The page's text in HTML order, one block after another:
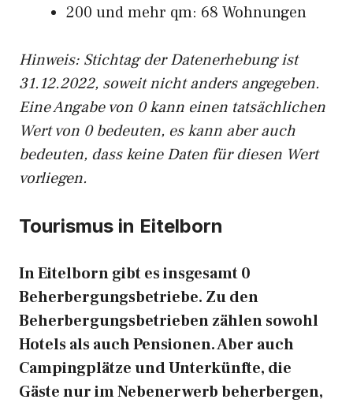
200 und mehr qm: 68 Wohnungen
Hinweis: Stichtag der Datenerhebung ist
31.12.2022, soweit nicht anders angegeben.
Eine Angabe von 0 kann einen tatsächlichen
Wert von 0 bedeuten, es kann aber auch
bedeuten, dass keine Daten für diesen Wert
vorliegen.
Tourismus in Eitelborn
In Eitelborn gibt es insgesamt 0
Beherbergungsbetriebe. Zu den
Beherbergungsbetrieben zählen sowohl
Hotels als auch Pensionen. Aber auch
Campingplätze und Unterkünfte, die
Gäste nur im Nebenerwerb beherbergen,